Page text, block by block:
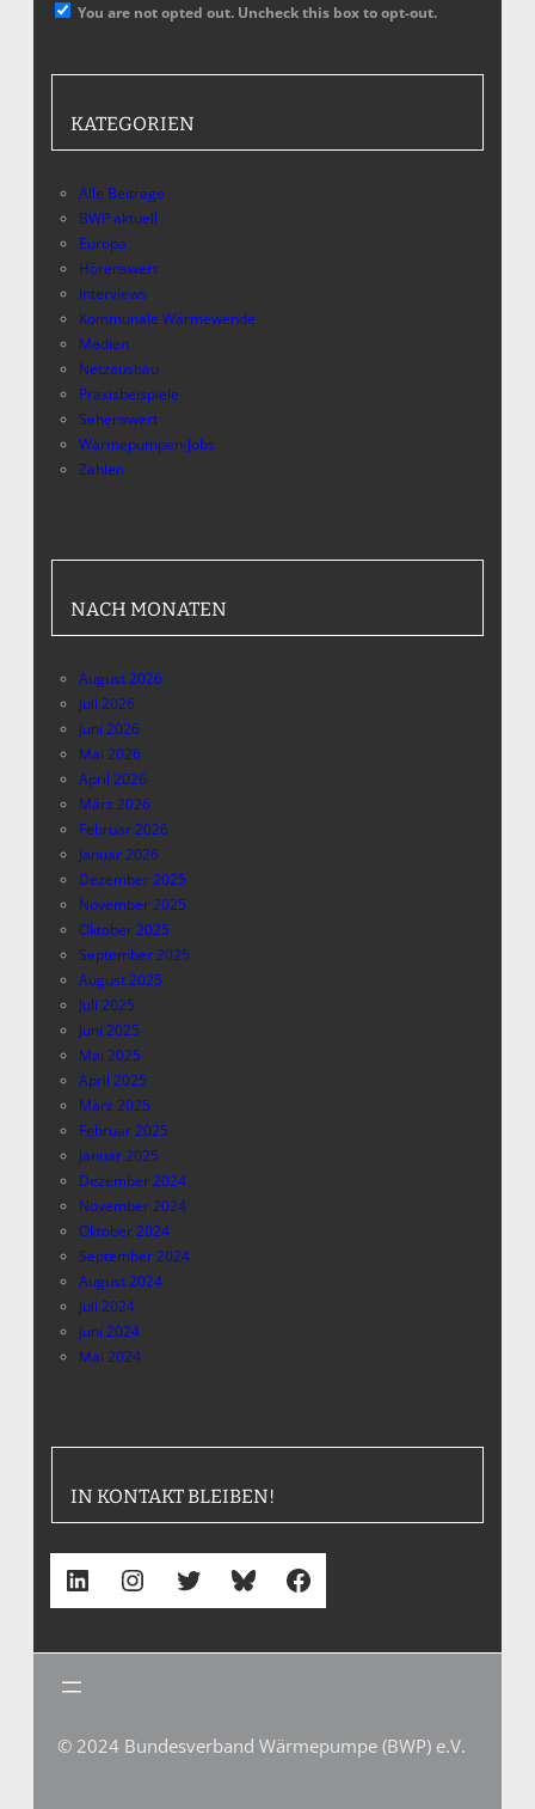
You are not opted out. Uncheck this box to opt-out.
KATEGORIEN
Alle Beiträge
BWP aktuell
Europa
Hörenswert
Interviews
Kommunale Wärmewende
Medien
Netzausbau
Praxisbeispiele
Sehenswert
Wärmepumpen-Jobs
Zahlen
NACH MONATEN
August 2026
Juli 2026
Juni 2026
Mai 2026
April 2026
März 2026
Februar 2026
Januar 2026
Dezember 2025
November 2025
Oktober 2025
September 2025
August 2025
Juli 2025
Juni 2025
Mai 2025
April 2025
März 2025
Februar 2025
Januar 2025
Dezember 2024
November 2024
Oktober 2024
September 2024
August 2024
Juli 2024
Juni 2024
Mai 2024
IN KONTAKT BLEIBEN!
LinkedIn Instagram Twitter Bluesky Facebook
© 2024 Bundesverband Wärmepumpe (BWP) e.V.